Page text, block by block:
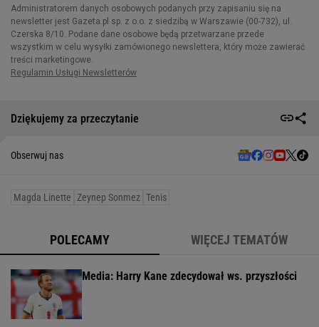
Dziękujemy za przeczytanie
Obserwuj nas
Magda Linette Zeynep Sonmez Tenis
POLECAMY WIĘCEJ TEMATÓW
Media: Harry Kane zdecydował ws. przyszłości